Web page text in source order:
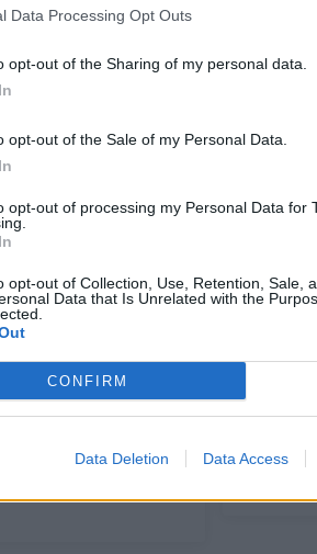
Data Processing Opt Outs
opt-out of the Sharing of my personal data.
opt-out of the Sale of my Personal Data.
opt-out of processing my Personal Data for
opt-out of Collection, Use, Retention, Sale,
Data that Is Unrelated with the
CONFIRM
Data Deletion Data Access
asmenims ir 120–340
nukirsti
kaštonus išgelbėjo
kauniečiai:
mažiausiai 10